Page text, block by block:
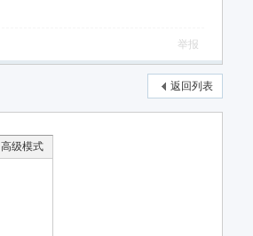
举报
返回列表
高级模式